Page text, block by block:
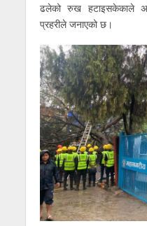
ढलेको रुख हटाइसकेकाले
प्रहरीले जनाएको छ।